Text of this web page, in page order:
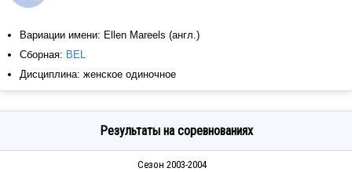
Вариации имени: Ellen Mareels (англ.)
Сборная: BEL
Дисциплина: женское одиночное
Результаты на соревнованиях
Сезон 2003-2004